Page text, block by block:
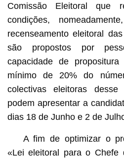
Comissão Eleitoral que
condições,
recenseamento eleitoral
são propostos por
capacidade de
mínimo de 20% do
colectivas eleitoras
podem apresentar a
dias 18 de Junho e 2 de
A fim de optimizar o
«Lei eleitoral para o Chefe